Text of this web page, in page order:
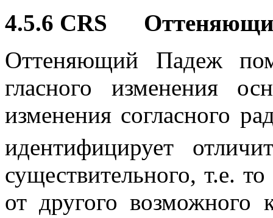
4.5.6 CRS
Оттеняющий Падеж
гласного изменения
изменения согласного
идентифицирует
существительного, т.е.
от другого возможного